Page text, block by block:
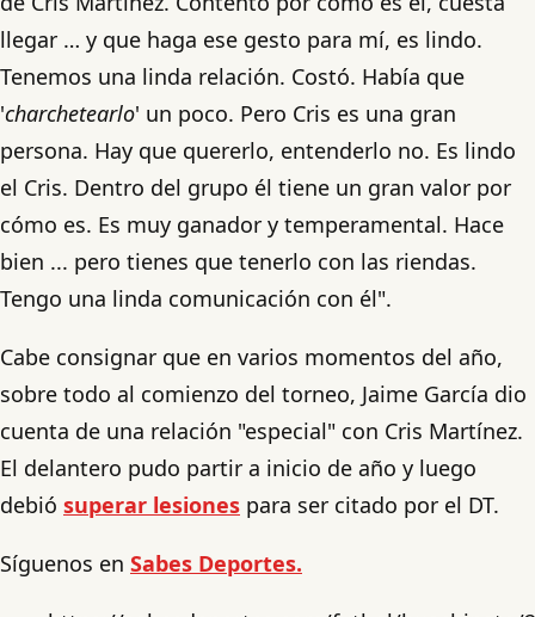
llegar … y que haga ese gesto para mí, es lindo.
Tenemos una linda relación. Costó. Había que
'charchetearlo' un poco. Pero Cris es una gran
persona. Hay que quererlo, entenderlo no. Es lindo
el Cris. Dentro del grupo él tiene un gran valor por
cómo es. Es muy ganador y temperamental. Hace
bien ... pero tienes que tenerlo con las riendas.
Tengo una linda comunicación con él".
Cabe consignar que en varios momentos del año,
sobre todo al comienzo del torneo, Jaime García dio
cuenta de una relación "especial" con Cris Martínez.
El delantero pudo partir a inicio de año y luego
debió superar lesiones para ser citado por el DT.
Síguenos en Sabes Deportes.